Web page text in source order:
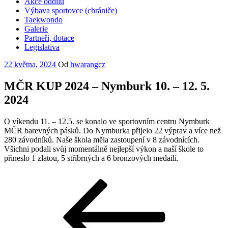
Výbava sportovce (chrániče)
Taekwondo
Galerie
Partneři, dotace
Legislativa
Publikováno
22 května, 2024 Od hwarangcz
MČR KUP 2024 – Nymburk 10. – 12. 5.
2024
O víkendu 11. – 12.5. se konalo ve sportovním centru Nymburk
MČR barevných pásků. Do Nymburka přijelo 22 výprav a více než
280 závodníků. Naše škola měla zastoupení v 8 závodnících.
Všichni podali svůj momentálně nejlepší výkon a naší škole to
přineslo 1 zlatou, 5 stříbrných a 6 bronzových medailí.